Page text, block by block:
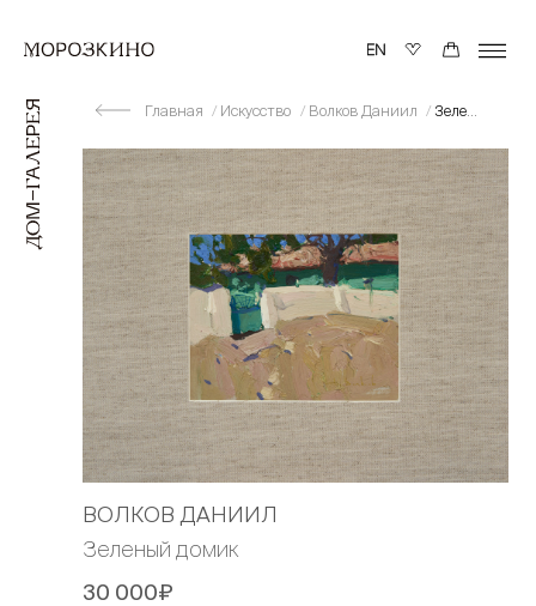
Главная Искусство Волков Даниил Зеленый домик
ВОЛКОВ ДАНИИЛ
Зеленый домик
30 000₽